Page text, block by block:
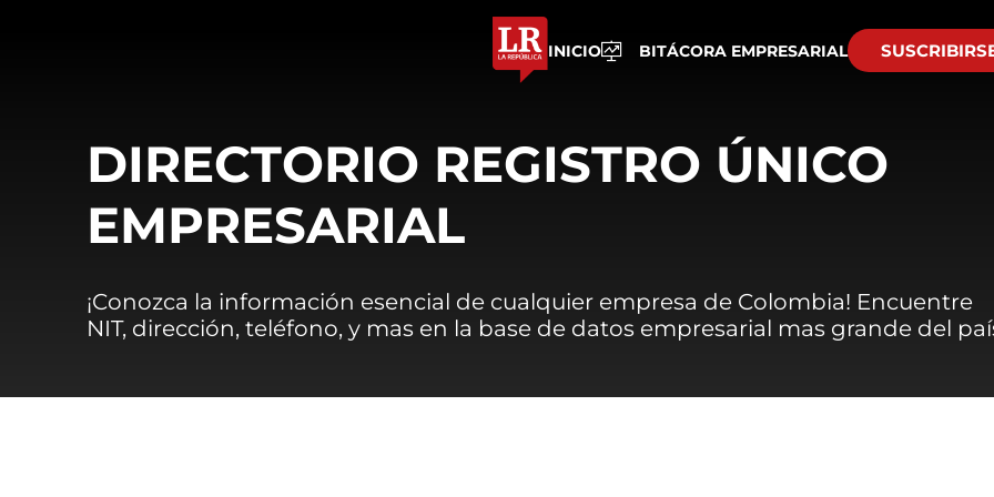
INICIO BITÁCORA EMPRESARIAL
DIRECTORIO REGISTRO ÚNICO
EMPRESARIAL
¡Conozca la información esencial de cualquier empresa de Colombia! Encuentre
NIT, dirección, teléfono, y mas en la base de datos empresarial mas grande del